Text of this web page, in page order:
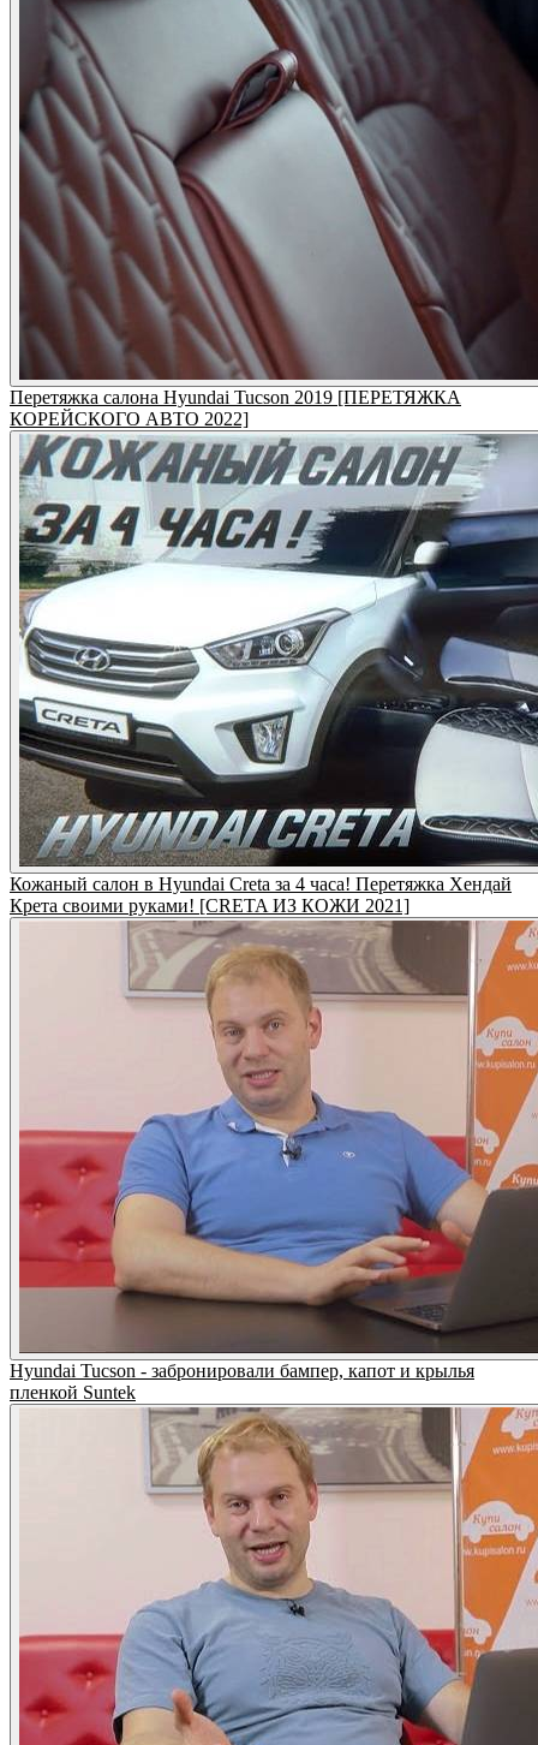
Перетяжка салона Hyundai Tucson 2019 [ПЕРЕТЯЖКА
КОРЕЙСКОГО АВТО 2022]
Кожаный салон в Hyundai Creta за 4 часа! Перетяжка Хендай
Крета своими руками! [CRETA ИЗ КОЖИ 2021]
Hyundai Tucson - забронировали бампер, капот и крылья
пленкой Suntek